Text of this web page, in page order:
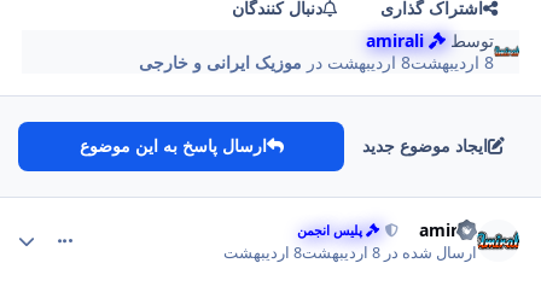
اشتراک گذاری
دنبال کنندگان
توسط
amirali
8 اردیبهشت
8 اردیبهشت در موزیک ایرانی و خارجی
ایجاد موضوع جدید ارسال پاسخ به این موضوع
amirali پلیس انجمن
ارسال شده در8 اردیبهشت 8 اردیبهشت